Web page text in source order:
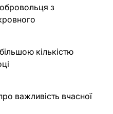
з
кількістю
важливість вчасної